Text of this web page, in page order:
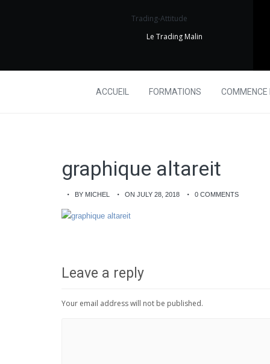
Trading-Attitude
Le Trading Malin
ACCUEIL FORMATIONS COMMENCE
graphique altareit
BY MICHEL ON JULY 28, 2018 0 COMMENTS
Leave a reply
Your email address will not be published.